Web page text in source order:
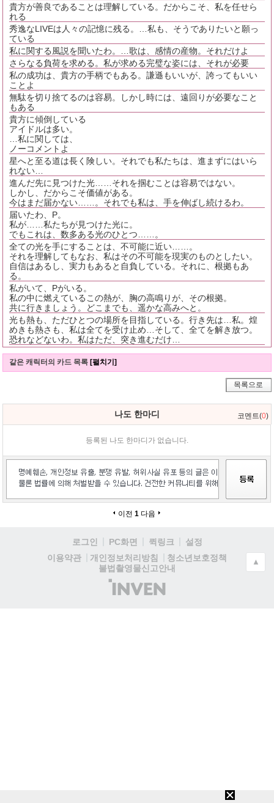
貴方が善良であることは理解している。だからこそ、私を任せら
れる
秀逸なLIVEは人々の記憶に残る。…私も、そうでありたいと願っ
ている
私に関する風説を聞いたわ。…歌は、感情の産物。それだけよ
さらなる負荷を求める。私が求める完璧な姿には、それが必要
私の成功は、貴方の手柄でもある。謙遜もいいが、誇ってもいい
ことよ
無駄を切り捨てるのは容易。しかし時には、遠回りが必要なこと
もある
貴方に傾倒している
アイドルは多い。
…私に関しては、
ノーコメントよ
星へと至る道は長く険しい。それでも私たちは、進まずにはいら
れない…
進んだ先に見つけた光……それを掴むことは容易ではない。
しかし、だからこそ価値がある。
今はまだ届かない……。それでも私は、手を伸ばし続けるわ。
届いたわ、P。
私が……私たちが見つけた光に。
でもこれは、数多ある光のひとつ……。
全ての光を手にすることは、不可能に近い……。
それを理解してもなお、私はその不可能を現実のものとしたい。
自信はあるし、実力もあると自負している。それに、根拠もあ
る。
私がいて、Pがいる。
私の中に燃えているこの熱が、胸の高鳴りが、その根拠。
共に行きましょう。どこまでも、遥かな高みへと。
光も熱も、ただひとつの場所を目指している。行き先は…私。煌
めきも熱さも、私は全てを受け止め…そして、全てを解き放つ。
恐れなどないわ。私はただ、突き進むだけ…
같은 캐릭터의 카드 목록[펼치기]
목록으로
나도 한마디 코멘트(0)
등록된 나도 한마디가 없습니다.
이전 1 다음
로그인 PC화면 퀵링크
설정
이용약관
개인정보처리방침
청소년보호정책
불법촬영물신고안내
(주)
인
▲